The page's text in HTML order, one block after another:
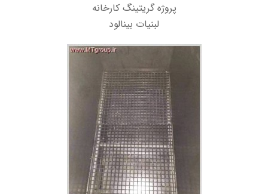
پروژه گریتینگ کارخانه
لبنیات بینالود